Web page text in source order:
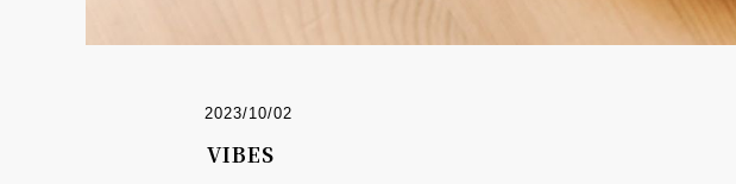
2023/10/02
VIBES